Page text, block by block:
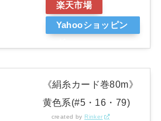
楽天市場
Yahooショッピン
《絹糸カード巻80m》
黄色系(#5・16・79)
created by Rinker